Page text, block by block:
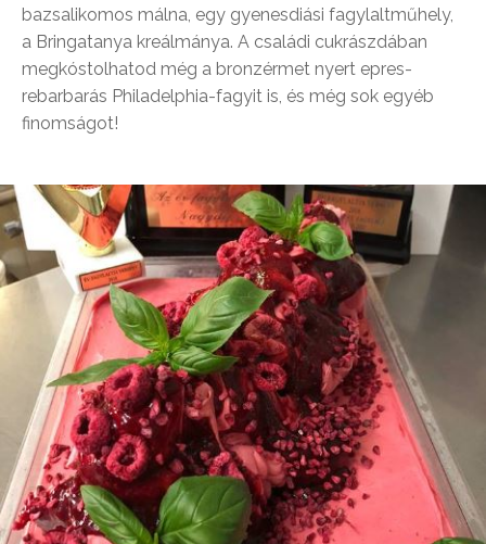
bazsalikomos málna, egy gyenesdiási fagylaltműhely,
a Bringatanya kreálmánya. A családi cukrászdában
megkóstolhatod még a bronzérmet nyert epres-
rebarbarás Philadelphia-fagyit is, és még sok egyéb
finomságot!